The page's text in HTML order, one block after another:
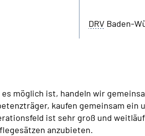
DRV Baden-
möglich ist, handeln wir
kaufen gemeinsam ein
ist sehr groß und
anzubieten.